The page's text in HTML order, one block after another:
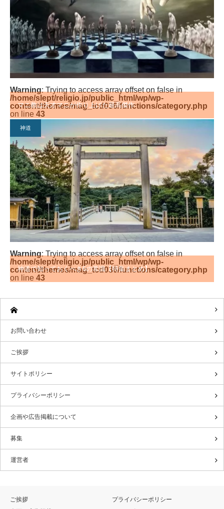
Warning: Trying to access array offset on false in
/home/slept/religio.jp/public_html/wp/wp-
content/themes/mag_tcd036/functions/category.php
on line 43
マニ教は天才マニが作り上げた最高傑作
Warning: Trying to access array offset on false in
/home/slept/religio.jp/public_html/wp/wp-
content/themes/mag_tcd036/functions/category.php
on line 43
神道
神道で知っておくべき6の常識【特集まとめ】
お問い合わせ
ご挨拶
サイトポリシー
プライバシーポリシー
企画や広告掲載について
募集
運営者
ご挨拶
プライバシーポリシー